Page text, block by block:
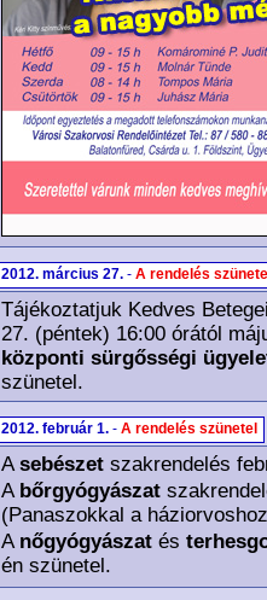
2012. március 27. - A rendelés
Tájékoztatjuk Kedves
27. (péntek) 16:00 órától
központi sürgősségi
szünetel.
2012. február 1. - A rendelés szünetel
Asebészet szakrendelés
A bőrgyógyászat
(Panaszokkal a
A nőgyógyászat és
én szünetel.